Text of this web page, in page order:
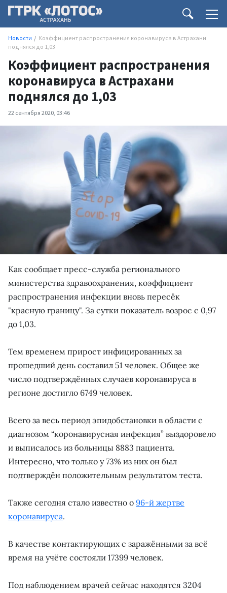
Новости
Коэффициент распространения коронавируса в Астрахани
поднялся до 1,03
Коэффициент распространения
коронавируса в Астрахани
поднялся до 1,03
22 сентября 2020, 03:46
Как сообщает пресс-служба регионального
министерства здравоохранения, коэффициент
распространения инфекции вновь пересёк
"красную границу". За сутки показатель возрос с 0,97
до 1,03.
Тем временем прирост инфицированных за
прошедший день составил 51 человек. Общее же
число подтверждённых случаев коронавируса в
регионе достигло 6749 человек.
Всего за весь период эпидобстановки в области с
диагнозом “коронавирусная инфекция” выздоровело
и выписалось из больницы 8883 пациента.
Интересно, что только у 73% из них он был
подтверждён положительным результатом теста.
Также сегодня стало известно о 96-й жертве
коронавируса.
В качестве контактирующих с заражёнными за всё
время на учёте состояли 17399 человек.
Под наблюдением врачей сейчас находятся 3204